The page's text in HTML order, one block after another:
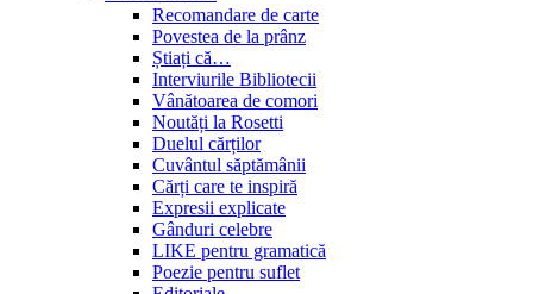
Recomandare de carte
Povestea de la prânz
Știați că…
Interviurile Bibliotecii
Vânătoarea de comori
Noutăți la Rosetti
Duelul cărților
Cuvântul săptămânii
Cărți care te inspiră
Expresii explicate
Gânduri celebre
LIKE pentru gramatică
Poezie pentru suflet